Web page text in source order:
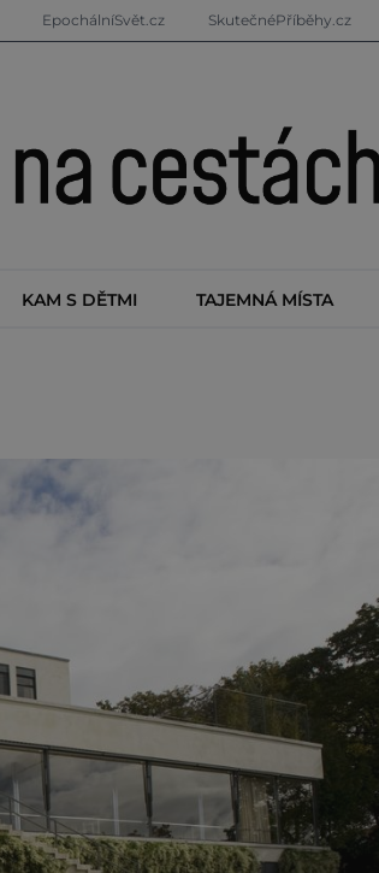
EpochálníSvět.cz SkutečnéPříběhy.cz
KAM S DĚTMI TAJEMNÁ MÍSTA